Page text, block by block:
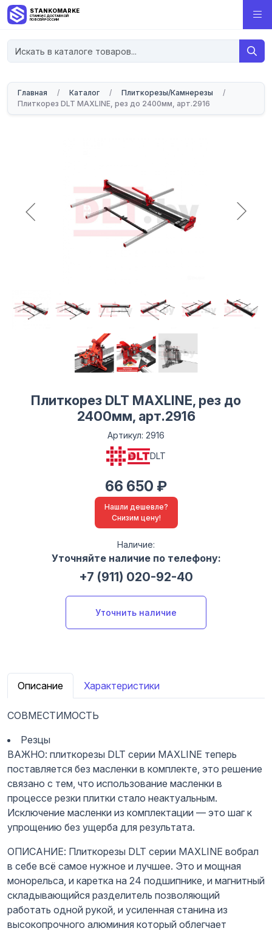
STANKOMARKET
СТАНКИ С ДОСТАВКОЙ
ПО ВСЕЙ РОССИИ
Главная / Каталог / Плиткорезы/Камнерезы
/
Плиткорез DLT MAXLINE, рез до 2400мм, арт.2916
Плиткорез DLT MAXLINE, рез до
2400мм, арт.2916
Артикул: 2916
DLT
66 650 ₽
Нашли дешевле?
Снизим цену!
Наличие:
Уточняйте наличие по телефону:
+7 (911) 020-92-40
Уточнить наличие
Описание Характеристики
СОВМЕСТИМОСТЬ
Резцы
ВАЖНО: плиткорезы DLT серии MAXLINE теперь
поставляется без масленки в комплекте, это решение
связано с тем, что использование масленки в
процессе резки плитки стало неактуальным.
Исключение масленки из комплектации — это шаг к
упрощению без ущерба для результата.
ОПИСАНИЕ: Плиткорезы DLT серии MAXLINE вобрал
в себе всё самое нужное и лучшее. Это и мощная
монорельса, и каретка на 24 подшипнике, и магнитный
складывающийся разделитель позволяющий
работать одной рукой, и усиленная станина из
высокопрочного алюминия который облегчает